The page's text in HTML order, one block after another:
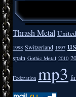
Thrash Metal
1998 Switzerland 1997
spain Gothic Metal 2010
Federation mp3